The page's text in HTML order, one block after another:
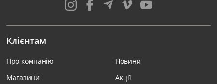
Клієнтам
Про компанію
Магазини
Новини
Акції